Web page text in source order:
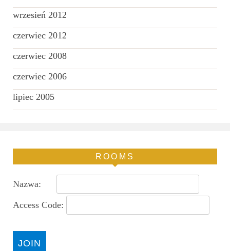
wrzesień 2012
czerwiec 2012
czerwiec 2008
czerwiec 2006
lipiec 2005
ROOMS
Nazwa:
Access Code: